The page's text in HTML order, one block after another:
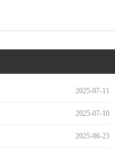
2025-07-11
2025-07-10
2025-06-23